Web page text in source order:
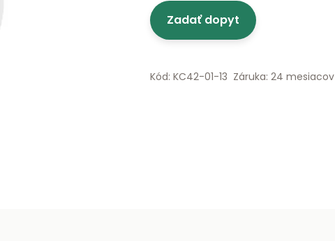
Zadať dopyt
Kód: KC42-01-13 Záruka: 24 mesiacov